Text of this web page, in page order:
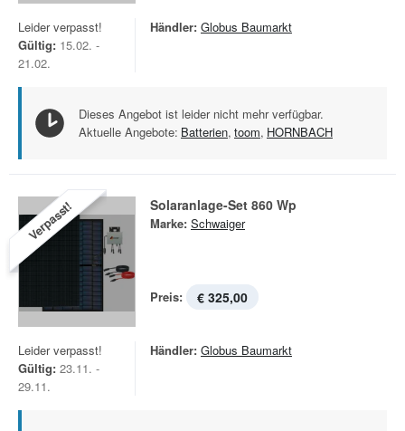
Leider verpasst!
Gültig: 15.02. -
21.02.
Händler: Globus Baumarkt
Dieses Angebot ist leider nicht mehr verfügbar.
Aktuelle Angebote: Batterien, toom, HORNBACH
Verpasst! Solaranlage-Set 860 Wp
Marke: Schwaiger
Preis: € 325,00
Leider verpasst!
Gültig: 23.11. -
29.11.
Händler: Globus Baumarkt